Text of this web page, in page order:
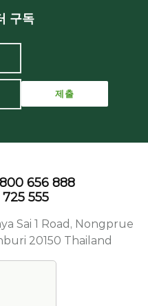
구독
800 656 888
725 555
Sai 1 Road, Nongprue
20150 Thailand